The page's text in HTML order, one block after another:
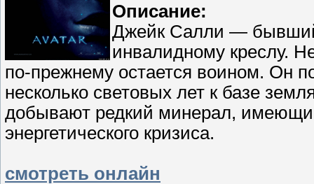
Описание:
Джейк Салли — бывший
инвалидному креслу.
по-прежнему остается воином. Он
несколько световых лет к базе
добывают редкий минерал,
энергетического кризиса.
смотреть онлайн